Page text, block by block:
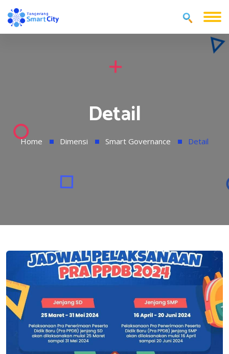
Detail
Home Dimensi Smart Governance Detail